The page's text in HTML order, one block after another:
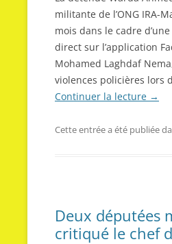
militante de l’ONG IRA-
mois dans le cadre
direct sur l’application
Mohamed Laghdaf
violences policières lors
Continuer la lecture →
Cette entrée a été publiée
Deux députées
critiqué le chef